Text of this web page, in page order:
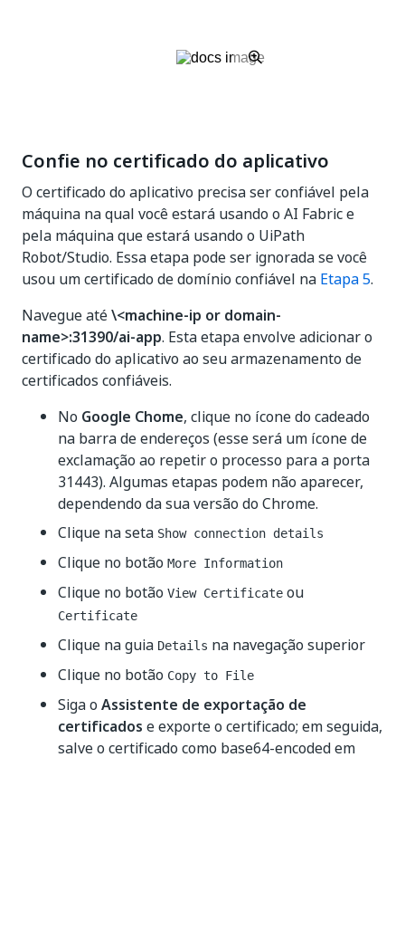
Confie no certificado do aplicativo
O certificado do aplicativo precisa ser confiável pela
máquina na qual você estará usando o AI Fabric e
pela máquina que estará usando o UiPath
Robot/Studio. Essa etapa pode ser ignorada se você
usou um certificado de domínio confiável na Etapa 5.
Navegue até\<machine-ip or domain-
name>:31390/ai-app. Esta etapa envolve adicionar o
certificado do aplicativo ao seu armazenamento de
certificados confiáveis.
No Google Chome, clique no ícone do cadeado
na barra de endereços (esse será um ícone de
exclamação ao repetir o processo para a porta
31443). Algumas etapas podem não aparecer,
dependendo da sua versão do Chrome.
Clique na seta Show connection details
Clique no botão More Information
Clique no botão View Certificate ou
Certificate
Clique na guia Details na navegação superior
Clique no botão Copy to File
Siga o Assistente de exportação de
certificados e exporte o certificado; em seguida,
salve o certificado como base64-encoded em